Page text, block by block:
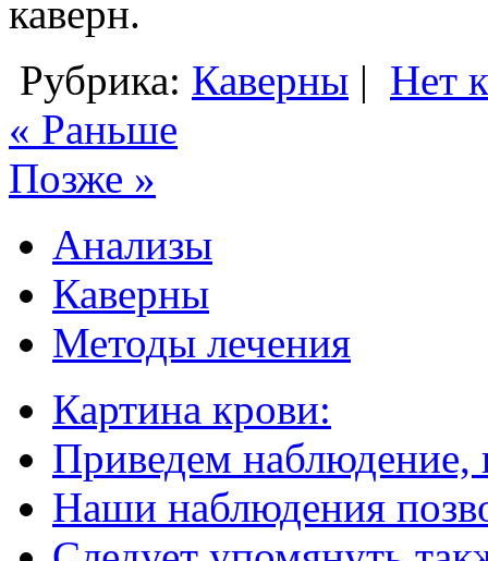
каверн.
Рубрика: Каверны | Нет
« Раньше
Позже »
Анализы
Каверны
Методы лечения
Картина крови:
Приведем
Наши наблюдения